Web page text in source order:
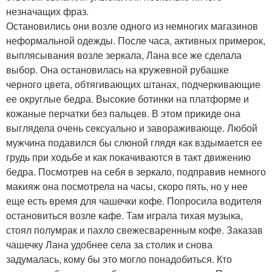
незначащих фраз.
Остановились они возле одного из немногих магазинов
неформальной одежды. После часа, активных примерок,
выплясывания возле зеркала, Лана все же сделала
выбор. Она остановилась на кружевной рубашке
черного цвета, обтягивающих штанах, подчеркивающие
ее округлые бедра. Высокие ботинки на платформе и
кожаные перчатки без пальцев. В этом прикиде она
выглядела очень сексуально и завораживающе. Любой
мужчина подавился бы слюной глядя как вздымается ее
грудь при ходьбе и как покачиваются в такт движению
бедра. Посмотрев на себя в зеркало, подправив немного
макияж она посмотрела на часы, скоро пять, но у нее
еще есть время для чашечки кофе. Попросила водителя
остановиться возле кафе. Там играла тихая музыка,
стоял полумрак и пахло свежесваренным кофе. Заказав
чашечку Лана удобнее села за столик и снова
задумалась, кому бы это могло понадобиться. Кто